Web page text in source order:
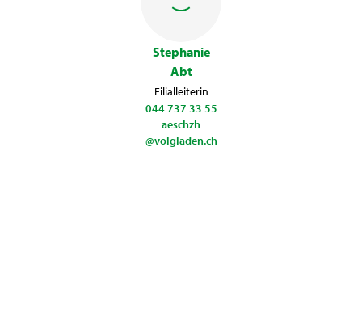
Stephanie
Abt
Filialleiterin
044 737 33 55
aeschzh
@volgladen.ch